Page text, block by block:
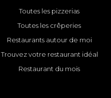
Toutes les pizzerias
Toutes les crêperies
Restaurants autour de moi
Trouvez votre restaurant idéal
Restaurant du mois